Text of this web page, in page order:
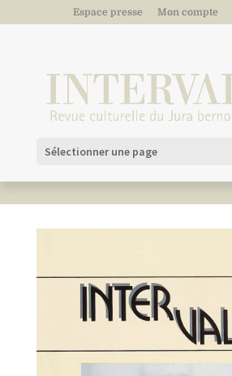
Espace presse Mon compte
Sélectionner une page